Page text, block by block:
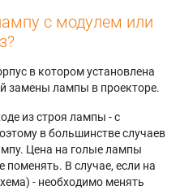
с модулем или
в котором установлена
замены лампы в проекторе.
из строя лампы - с
в большинстве случаев
Цена на голые лампы
В случае, если на
- необходимо менять